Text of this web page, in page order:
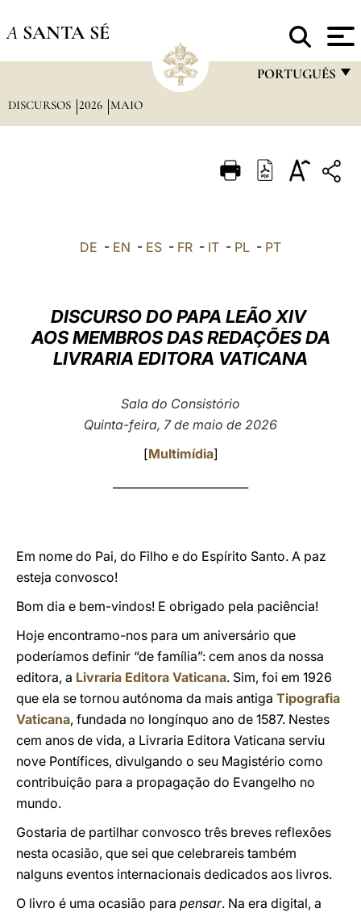
A SANTA SÉ
PORTUGUÊS
ITALIANO
العربيّة
中文
DISCURSOS 2026 MAIO
DE - EN - ES - FR - IT - PL - PT
DISCURSO DO PAPA LEÃO XIV
AOS MEMBROS DAS REDAÇÕES DA
LIVRARIA EDITORA VATICANA
Sala do Consistório
Quinta-feira, 7 de maio de 2026
[Multimídia]
Em nome do Pai, do Filho e do Espírito Santo. A paz
esteja convosco!
Bom dia e bem-vindos! E obrigado pela paciência!
Hoje encontramo-nos para um aniversário que
poderíamos definir “de família”: cem anos da nossa
editora, a Livraria Editora Vaticana. Sim, foi em 1926
que ela se tornou autónoma da mais antiga Tipografia
Vaticana, fundada no longínquo ano de 1587. Nestes
cem anos de vida, a Livraria Editora Vaticana serviu
nove Pontífices, divulgando o seu Magistério como
contribuição para a propagação do Evangelho no
mundo.
Gostaria de partilhar convosco três breves reflexões
nesta ocasião, que sei que celebrareis também
nalguns eventos internacionais dedicados aos livros.
O livro é uma ocasião para pensar. Na era digital, a